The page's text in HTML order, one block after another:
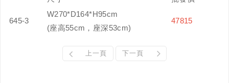
645-3
W270*D164*H95cm
(座高55cm，座深53cm)
47815
上一頁 下一頁